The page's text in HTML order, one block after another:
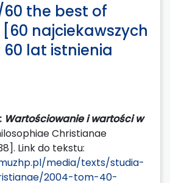
60 the best of
[60 najciekawszych
60 lat istnienia
Wartościowanie i wartości w
Christianae
Link do tekstu:
media/texts/studia-
2004-tom-40-